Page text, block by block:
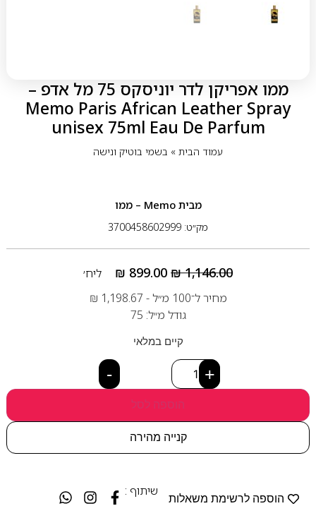
ממו אפריקן לדר יוניסקס 75 מל אדפ –
Memo Paris African Leather Spray
unisex 75ml Eau De Parfum
עמוד הבית» בשמי בוטיק ונישה
מבית Memo – ממו
מק״ט: 3700458602999
₪1,146.00
₪ 899.00
ליח׳
מחיר ל־100 מ״ל -
₪ 1,198.67
גודל מ״ל: 75
קיים במלאי
- +
הוספה לסל
קנייה מהירה
הוספה לרשימת משאלות
שיתוף :